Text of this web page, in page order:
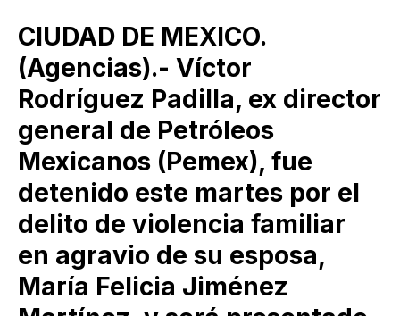
CIUDAD DE MEXICO.
(Agencias).- Víctor
Rodríguez Padilla, ex director
general de Petróleos
Mexicanos (Pemex), fue
detenido este martes por el
delito de violencia familiar
en agravio de su esposa,
María Felicia Jiménez